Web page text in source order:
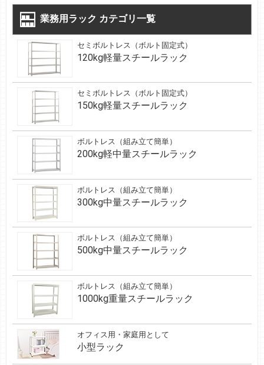
業務用ラック カテゴリ一覧
セミボルトレス（ボルト固定式）
120kg軽量スチールラック
セミボルトレス（ボルト固定式）
150kg軽量スチールラック
ボルトレス（組み立て簡単）
200kg軽中量スチールラック
ボルトレス（組み立て簡単）
300kg中量スチールラック
ボルトレス（組み立て簡単）
500kg中量スチールラック
ボルトレス（組み立て簡単）
1000kg重量スチールラック
オフィス用・家庭用として
小型ラック